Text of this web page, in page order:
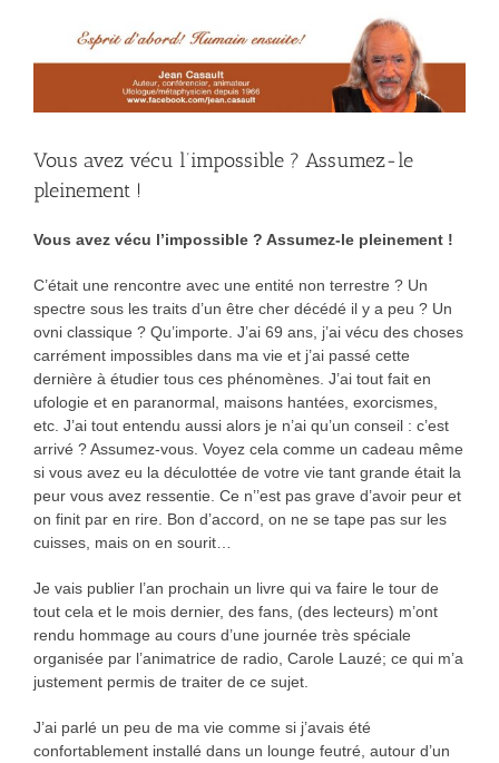
l&apos;image
Vous avez vécu l’impossible ? Assumez-le
pleinement !
Vous avez vécu l’impossible ? Assumez-le pleinement !
C’était une rencontre avec une entité non terrestre ? Un
spectre sous les traits d’un être cher décédé il y a peu ? Un
ovni classique ? Qu’importe. J’ai 69 ans, j’ai vécu des choses
carrément impossibles dans ma vie et j’ai passé cette
dernière à étudier tous ces phénomènes. J’ai tout fait en
ufologie et en paranormal, maisons hantées, exorcismes,
etc. J’ai tout entendu aussi alors je n’ai qu’un conseil : c’est
arrivé ? Assumez-vous. Voyez cela comme un cadeau même
si vous avez eu la déculottée de votre vie tant grande était la
peur vous avez ressentie. Ce n’’est pas grave d’avoir peur et
on finit par en rire. Bon d’accord, on ne se tape pas sur les
cuisses, mais on en sourit…
Je vais publier l’an prochain un livre qui va faire le tour de
tout cela et le mois dernier, des fans, (des lecteurs) m’ont
rendu hommage au cours d’une journée très spéciale
organisée par l’animatrice de radio, Carole Lauzé; ce qui m’a
justement permis de traiter de ce sujet.
J’ai parlé un peu de ma vie comme si j’avais été
confortablement installé dans un lounge feutré, autour d’un